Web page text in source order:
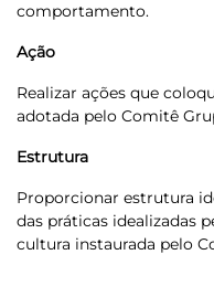
comportamento.
Ação
Realizar ações que
adotada pelo Comitê
Estrutura
Proporcionar estrutura
das práticas idealizadas
cultura instaurada pelo